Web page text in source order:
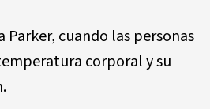
cuando las personas
corporal y su